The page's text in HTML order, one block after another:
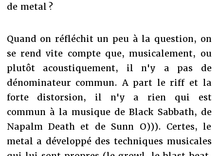
de metal ?
Quand on réfléchit un peu à la question, on
se rend vite compte que, musicalement, ou
plutôt acoustiquement, il n'y a pas de
dénominateur commun. A part le riff et la
forte distorsion, il n'y a rien qui est
commun à la musique de Black Sabbath, de
Napalm Death et de Sunn O))). Certes, le
metal a développé des techniques musicales